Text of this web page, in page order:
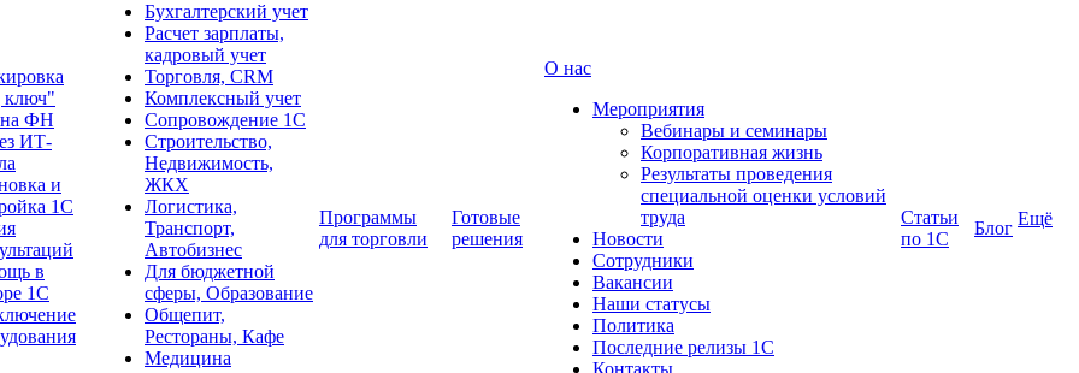
ключ"
ФН
ИТ-
и
1С
в
1С
Бухгалтерский учет
Расчет зарплаты,
кадровый учет
Торговля, CRM
Комплексный учет
Сопровождение 1С
Строительство,
Недвижимость,
ЖКХ
Логистика,
Транспорт,
Автобизнес
Для бюджетной
сферы, Образование
Общепит,
Рестораны, Кафе
Медицина
Программы
для торговли
Готовые
решения
О нас
Мероприятия
Вебинары и семинары
Корпоративная жизнь
Результаты проведения
специальной оценки условий
труда
Новости
Сотрудники
Вакансии
Наши статусы
Политика
Последние релизы 1C
Контакты
Статьи
по 1С
Блог Ещё